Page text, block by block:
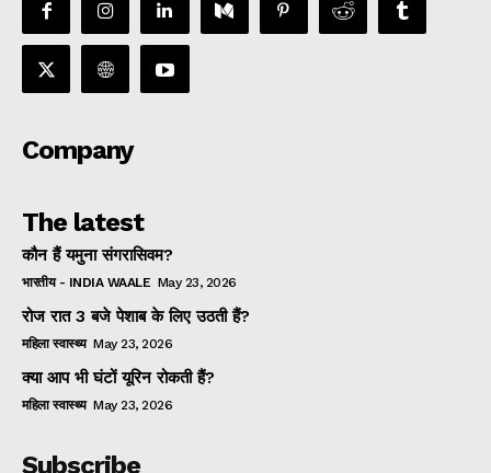
Company
The latest
कौन हैं यमुना संगरासिवम?
भारतीय - INDIA WAALE May 23, 2026
रोज रात 3 बजे पेशाब के लिए उठती हैं?
महिला स्वास्थ्य May 23, 2026
क्या आप भी घंटों यूरिन रोकती हैं?
महिला स्वास्थ्य May 23, 2026
Subscribe